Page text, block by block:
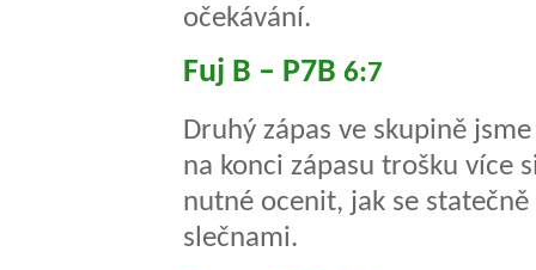
očekávání.
Fuj B – P7B 6:7
Druhý zápas ve skupině
na konci zápasu trošku více
nutné ocenit, jak se
slečnami.